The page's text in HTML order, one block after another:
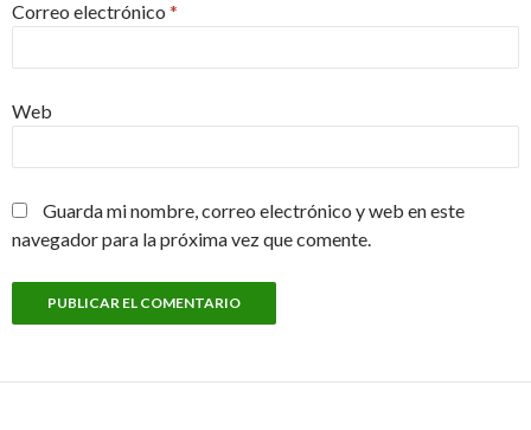
Correo electrónico *
Web
Guarda mi nombre, correo electrónico y web en este
navegador para la próxima vez que comente.